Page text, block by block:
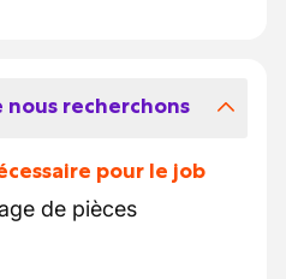
nous recherchons
pour le job
de pièces